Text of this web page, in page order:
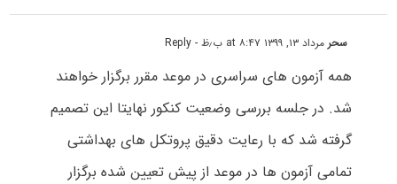
سحر مرداد ۱۳, ۱۳۹۹ at ۸:۴۷ ب٫ظ - Reply
همه آزمون های سراسری در موعد مقرر برگزار خواهند
شد. در جلسه بررسی وضعیت کنکور نهایتا این تصمیم
گرفته شد که با رعایت دقیق پروتکل های بهداشتی
تمامی آزمون ها در موعد از پیش تعیین شده برگزار